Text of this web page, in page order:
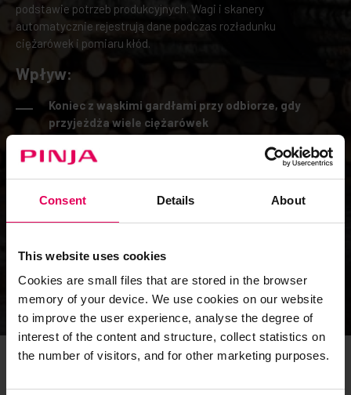
Consent Details About
This website uses cookies
Cookies are small files that are stored in the browser
memory of your device. We use cookies on our website
to improve the user experience, analyse the degree of
interest of the content and structure, collect statistics on
the number of visitors, and for other marketing purposes.
podstawie potrzeb produkcyjnych. Wagi i skanery
automatycznie rejestrują dane podczas rozładunku
ciężarówek i pomiaru kłód.
Wpływ:
Koniec z wąskimi gardłami przy odbiorze, gdy
przyjeżdża wiele ciężarówek
Priorytetyzacja ładunków w oparciu o potrzeby
produkcyjne, a nie kolejność przybycia
Eliminacja ręcznego śledzenia dzięki
automatycznemu przechwytywaniu danych
Znajomość stanu zapasów w czasie rzeczywistym